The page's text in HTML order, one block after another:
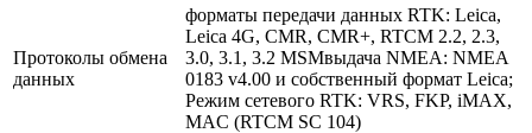
Протоколы обмена
данных
форматы передачи данных RTK: Leica,
Leica 4G, CMR, CMR+, RTCM 2.2, 2.3,
3.0, 3.1, 3.2 MSMвыдача NMEA: NMEA
0183 v4.00 и собственный формат Leica;
Режим сетевого RTK: VRS, FKP, iMAX,
MAC (RTCM SC 104)